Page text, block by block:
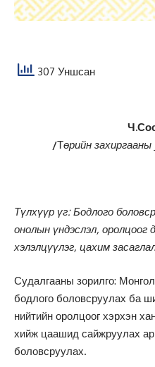
307 Уншсан
/Төрийн
Түлхүүр үг: Бодлого
онолын үндэслэл, оролцоог
хэлэлцүүлэг, цахим
Судалгааны зорилго:
бодлого боловсруулах ба
нийтийн оролцоог хэрхэн
хийж цаашид сайжруулах
боловсруулах.